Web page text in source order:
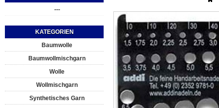
---
KATEGORIEN
Baumwolle
Baumwollmischgarn
Wolle
Wollmischgarn
Synthetisches Garn